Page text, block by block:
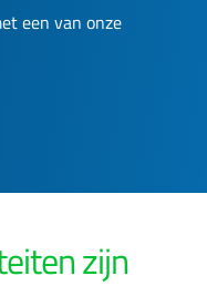
een van onze
zijn